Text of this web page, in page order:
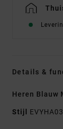
Details &
Heren Blauw
Stijl